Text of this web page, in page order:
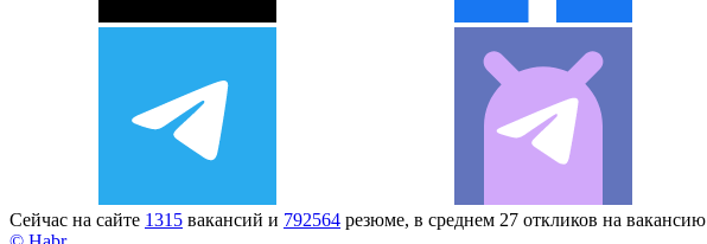
Сейчас на сайте 1315 вакансий и 792564 резюме, в среднем 27 откликов на вакансию